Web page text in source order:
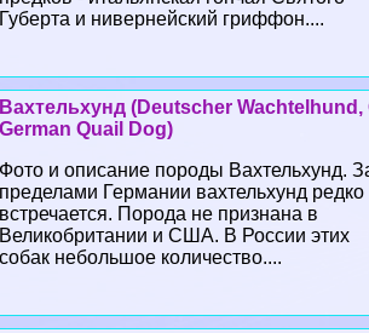
Губерта и нивернейский гриффон....
Вахтельхунд (Deutscher Wachtelhund,
German Quail Dog)
Фото и описание породы Вахтельхунд.
пределами Германии вахтельхунд редко
встречается. Порода не признана в
Великобритании и США. В России этих
собак небольшое количество....